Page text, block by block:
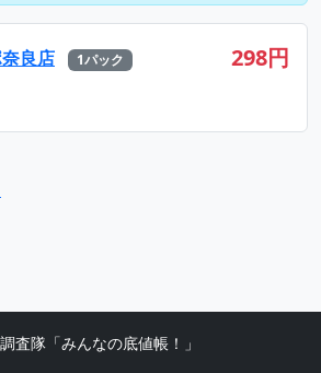
良店 1パック 298円
査隊「みんなの底値帳！」